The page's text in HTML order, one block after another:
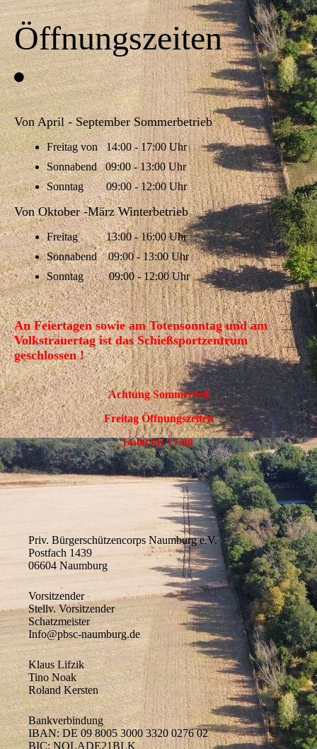
Öffnungszeiten
Von April - September Sommerbetrieb
Freitag von 14:00 - 17:00 Uhr
Sonnabend 09:00 - 13:00 Uhr
Sonntag 09:00 - 12:00 Uhr
Von Oktober -März Winterbetrieb
Freitag 13:00 - 16:00 Uhr
Sonnabend 09:00 - 13:00 Uhr
Sonntag 09:00 - 12:00 Uhr
An Feiertagen sowie am Totensonntag und am
Volkstrauertag ist das Schießsportzentrum
geschlossen !
Achtung Sommerzeit
Freitag Öffnungszeiten
14:00 bis 17:00
Priv. Bürgerschützencorps Naumburg e.V.
Postfach 1439
06604 Naumburg
Vorsitzender
Stellv. Vorsitzender
Schatzmeister
Info@pbsc-naumburg.de
Klaus Lifzik
Tino Noak
Roland Kersten
Bankverbindung
IBAN: DE 09 8005 3000 3320 0276 02
BIC: NOLADE21BLK